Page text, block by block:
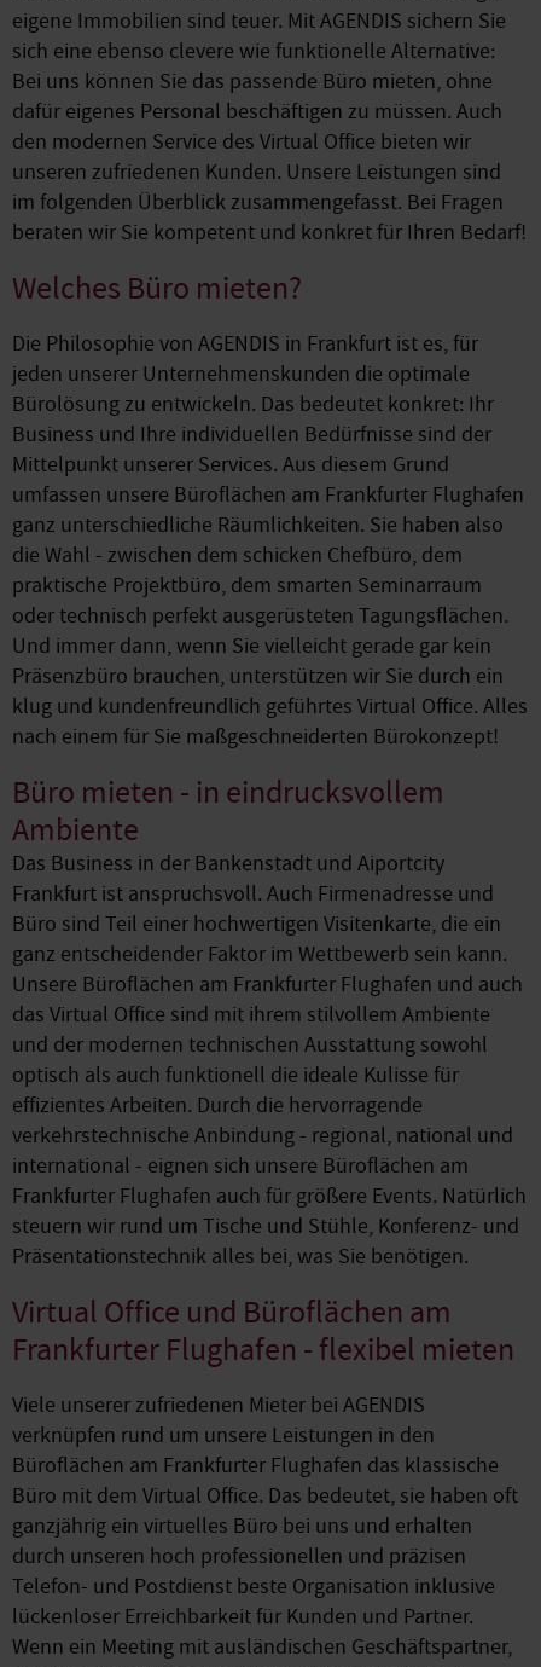
eigene Immobilien sind teuer. Mit AGENDIS sichern Sie
sich eine ebenso clevere wie funktionelle Alternative:
Bei uns können Sie das passende Büro mieten, ohne
dafür eigenes Personal beschäftigen zu müssen. Auch
den modernen Service des Virtual Office bieten wir
unseren zufriedenen Kunden. Unsere Leistungen sind
im folgenden Überblick zusammengefasst. Bei Fragen
beraten wir Sie kompetent und konkret für Ihren Bedarf!
Welches Büro mieten?
Die Philosophie von AGENDIS in Frankfurt ist es, für
jeden unserer Unternehmenskunden die optimale
Bürolösung zu entwickeln. Das bedeutet konkret: Ihr
Business und Ihre individuellen Bedürfnisse sind der
Mittelpunkt unserer Services. Aus diesem Grund
umfassen unsere Büroflächen am Frankfurter Flughafen
ganz unterschiedliche Räumlichkeiten. Sie haben also
die Wahl - zwischen dem schicken Chefbüro, dem
praktische Projektbüro, dem smarten Seminarraum
oder technisch perfekt ausgerüsteten Tagungsflächen.
Und immer dann, wenn Sie vielleicht gerade gar kein
Präsenzbüro brauchen, unterstützen wir Sie durch ein
klug und kundenfreundlich geführtes Virtual Office. Alles
nach einem für Sie maßgeschneiderten Bürokonzept!
Büro mieten - in eindrucksvollem
Ambiente
Das Business in der Bankenstadt und Aiportcity
Frankfurt ist anspruchsvoll. Auch Firmenadresse und
Büro sind Teil einer hochwertigen Visitenkarte, die ein
ganz entscheidender Faktor im Wettbewerb sein kann.
Unsere Büroflächen am Frankfurter Flughafen und auch
das Virtual Office sind mit ihrem stilvollem Ambiente
und der modernen technischen Ausstattung sowohl
optisch als auch funktionell die ideale Kulisse für
effizientes Arbeiten. Durch die hervorragende
verkehrstechnische Anbindung - regional, national und
international - eignen sich unsere Büroflächen am
Frankfurter Flughafen auch für größere Events. Natürlich
steuern wir rund um Tische und Stühle, Konferenz- und
Präsentationstechnik alles bei, was Sie benötigen.
Virtual Office und Büroflächen am
Frankfurter Flughafen - flexibel mieten
Viele unserer zufriedenen Mieter bei AGENDIS
verknüpfen rund um unsere Leistungen in den
Büroflächen am Frankfurter Flughafen das klassische
Büro mit dem Virtual Office. Das bedeutet, sie haben oft
ganzjährig ein virtuelles Büro bei uns und erhalten
durch unseren hoch professionellen und präzisen
Telefon- und Postdienst beste Organisation inklusive
lückenloser Erreichbarkeit für Kunden und Partner.
Wenn ein Meeting mit ausländischen Geschäftspartner,